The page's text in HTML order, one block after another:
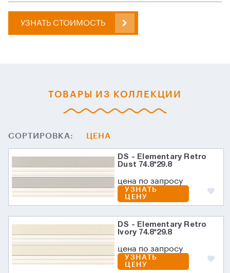
УЗНАТЬ СТОИМОСТЬ
ТОВАРЫ ИЗ КОЛЛЕКЦИИ
СОРТИРОВКА: ЦЕНА
DS - Elementary Retro
Dust 74.8*29.8
цена по запросу
УЗНАТЬ
ЦЕНУ
DS - Elementary Retro
Ivory 74.8*29.8
цена по запросу
УЗНАТЬ
ЦЕНУ